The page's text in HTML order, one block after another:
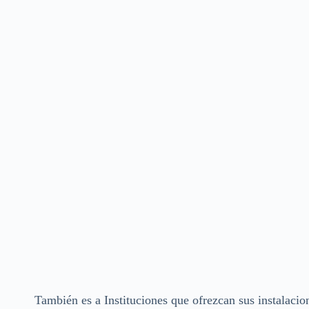
También es a Instituciones que ofrezcan sus